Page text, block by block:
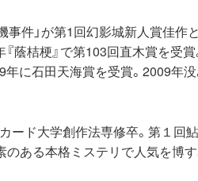
事件」が第1回幻影城新人賞佳作
蔭桔梗』で第103回直木賞を受
に石田天海賞を受賞。2009年没
ド大学創作法専修卒。第１回鮎
のある本格ミステリで人気を博